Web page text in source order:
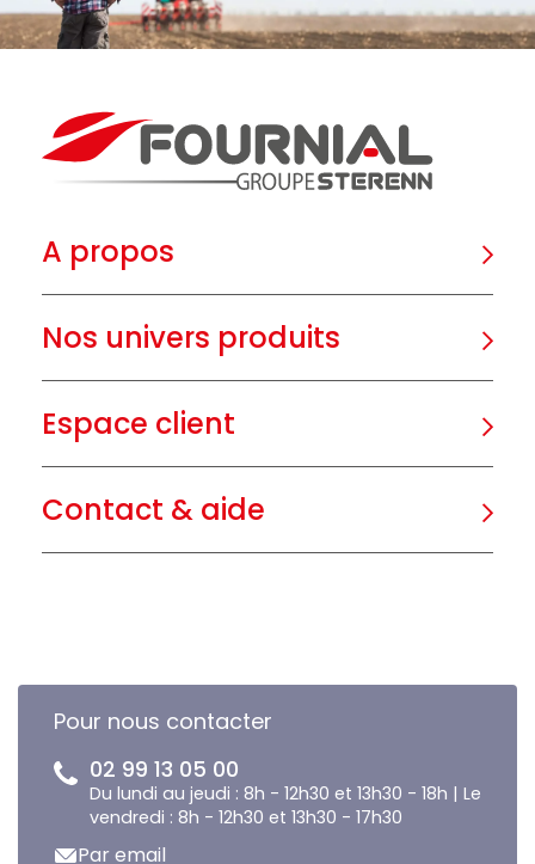
A propos
Nos univers produits
Espace client
Contact & aide
Pour nous contacter
02 99 13 05 00
Du lundi au jeudi : 8h - 12h30 et 13h30 - 18h | Le
vendredi : 8h - 12h30 et 13h30 - 17h30
Par email